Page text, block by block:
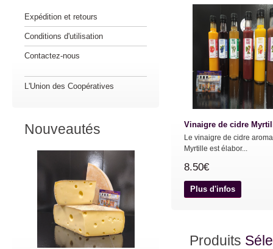
Vinaigre de cidre
Le vinaigre de cidre
Myrtille est élabor...
8.50€
Plus d'infos
Produits
Expédition et retours
Conditions d'utilisation
Contactez-nous
L'Union des Coopératives
Nouveautés